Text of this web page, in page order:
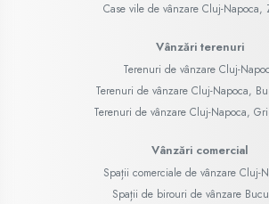
Case vile de vânzare Cluj-Napoca,
Vânzări terenuri
Terenuri de vânzare Cluj-
Terenuri de vânzare Cluj-Napoca,
Terenuri de vânzare Cluj-Napoca,
Vânzări comercial
Spații comerciale de vânzare Cluj-
Spații de birouri de vânzare